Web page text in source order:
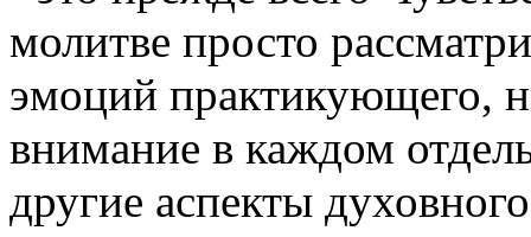
молитве просто
эмоций практикующего,
внимание в каждом
другие аспекты